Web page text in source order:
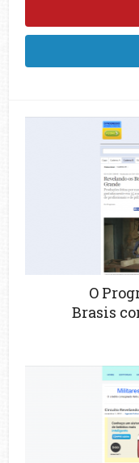
O
Brasis